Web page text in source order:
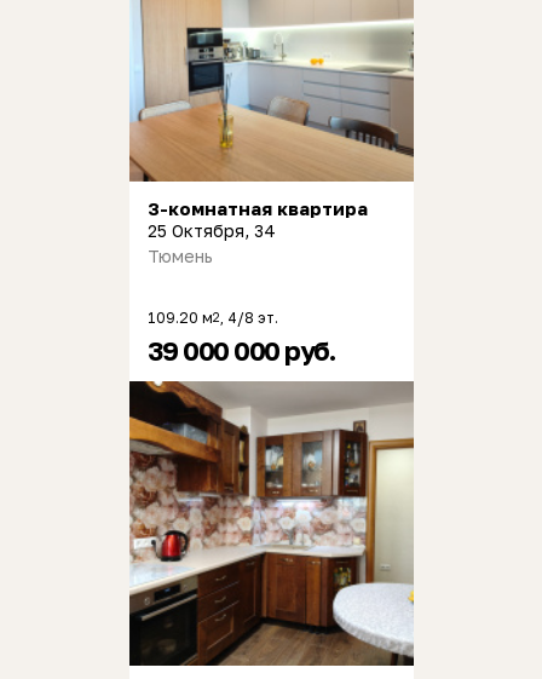
3-комнатная квартира
25 Октября, 34
Тюмень
109.20 м2 , 4/8 эт.
39 000 000 руб.